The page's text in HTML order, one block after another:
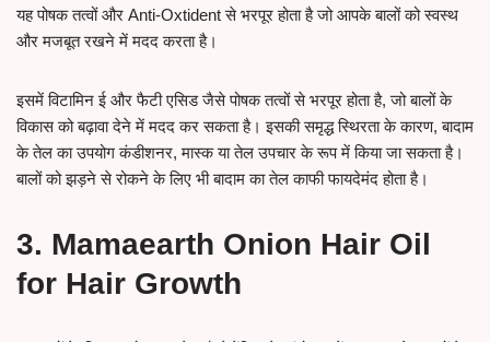
यह पोषक तत्वों और Anti-Oxtident से भरपूर होता है जो आपके बालों को स्वस्थ
और मजबूत रखने में मदद करता है।
इसमें विटामिन ई और फैटी एसिड जैसे पोषक तत्वों से भरपूर होता है, जो बालों के
विकास को बढ़ावा देने में मदद कर सकता है। इसकी समृद्ध स्थिरता के कारण, बादाम
के तेल का उपयोग कंडीशनर, मास्क या तेल उपचार के रूप में किया जा सकता है।
बालों को झड़ने से रोकने के लिए भी बादाम का तेल काफी फायदेमंद होता है।
3. Mamaearth Onion Hair Oil
for Hair Growth